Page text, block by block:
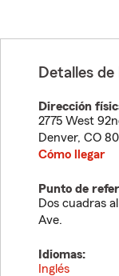
Detalles
Dirección
2775 West
Denver, CO
Cómo llegar
Punto de
Dos cuadras
Ave.
Idiomas:
Inglés